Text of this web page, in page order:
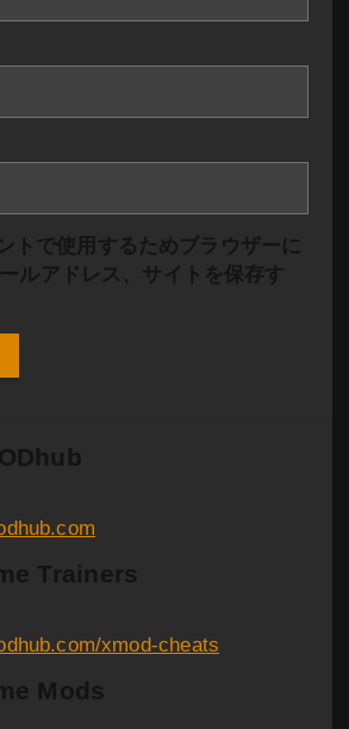
トで使用するためブラウザーに
ルアドレス、サイトを保存す
Trainers
xmod-cheats
Mods